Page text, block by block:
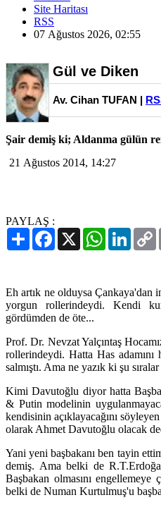
Site Haritası
RSS
07 Ağustos 2026, 02:55
Gül ve Diken
Av. Cihan TUFAN |
Şair demiş ki; Aldanma gülün
21 Ağustos 2014, 14:27
PAYLAŞ :
PaylaşFacebook
X WhatsApp
Eh artık ne olduysa Çankaya'dan
yorgun rollerindeydi. Kendi
gördümden de öte...
Prof. Dr. Nevzat Yalçıntaş
rollerindeydi. Hatta Has
salmıştı. Ama ne yazık ki şu
Kimi Davutoğlu diyor hatta
& Putin modelinin
kendisinin açıklayacağını
olarak Ahmet Davutoğlu olacak
Yani yeni başbakanı ben tayin
demiş. Ama belki de
Başbakan olmasını engellemeye
belki de Numan Kurtulmuş'u